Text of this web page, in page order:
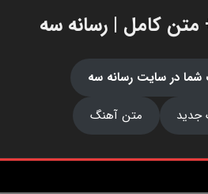
متن کامل | رسانه سه
در سایت رسانه سه
جدید
متن آهنگ